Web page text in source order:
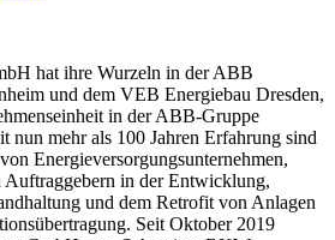
hat ihre Wurzeln in der ABB
und dem VEB Energiebau Dresden,
in der ABB-Gruppe
nun mehr als 100 Jahren Erfahrung sind
Energieversorgungsunternehmen,
in der Entwicklung,
und dem Retrofit von Anlagen
Seit Oktober 2019